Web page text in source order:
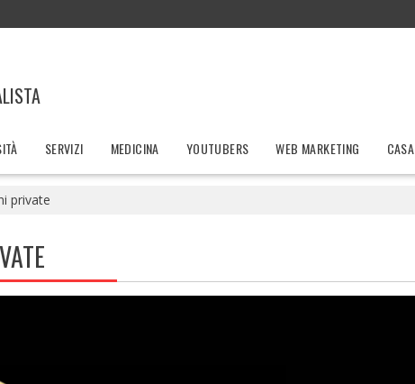
SERVIZI MEDICINA YOUTUBERS WEB MARKETING CASA
private